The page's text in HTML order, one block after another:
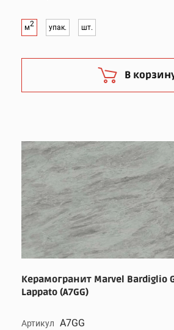
м2 упак. шт.
В
Керамогранит Marvel Bardiglio
Lappato (A7GG)
Артикул A7GG